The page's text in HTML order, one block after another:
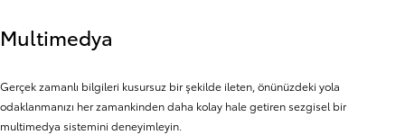
Multimedya
Gerçek zamanlı bilgileri kusursuz bir şekilde ileten, önünüzdeki yola
odaklanmanızı her zamankinden daha kolay hale getiren sezgisel bir
multimedya sistemini deneyimleyin.